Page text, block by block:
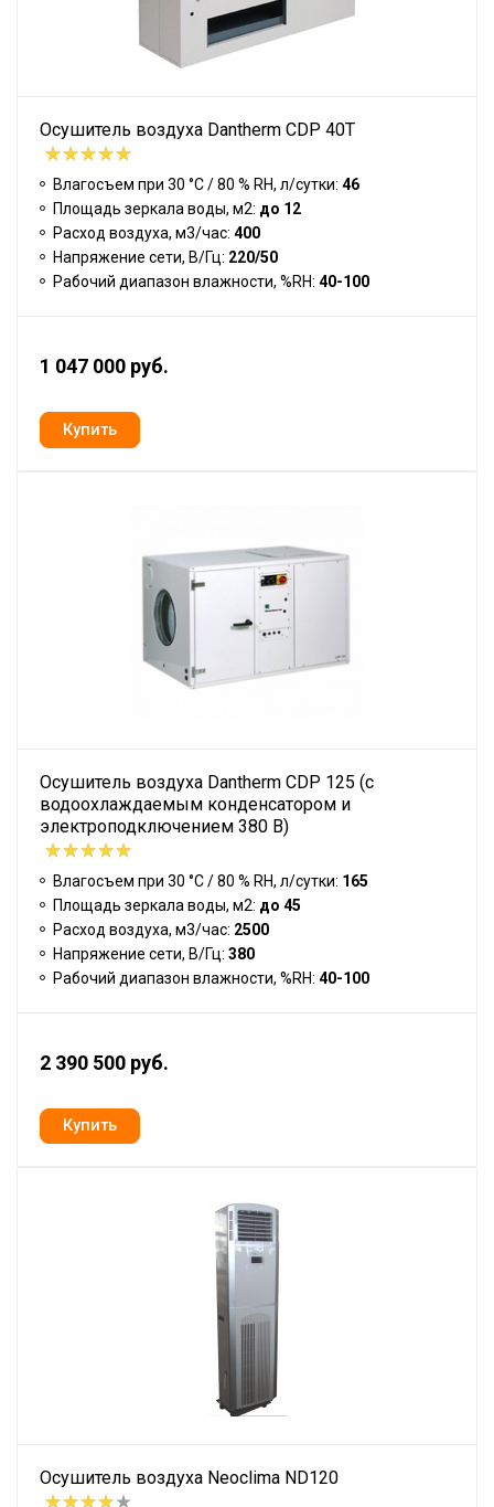
Осушитель воздуха Dantherm CDP 40T
Влагосъем при 30 °С / 80 % RH, л/сутки: 46
Площадь зеркала воды, м2: до 12
Расход воздуха, м3/час: 400
Напряжение сети, В/Гц: 220/50
Рабочий диапазон влажности, %RH: 40-100
1 047 000 руб.
Осушитель воздуха Dantherm CDP 125 (с
водоохлаждаемым конденсатором и
электроподключением 380 В)
Влагосъем при 30 °С / 80 % RH, л/сутки: 165
Площадь зеркала воды, м2: до 45
Расход воздуха, м3/час: 2500
Напряжение сети, В/Гц: 380
Рабочий диапазон влажности, %RH: 40-100
2 390 500 руб.
Осушитель воздуха Neoclima ND120